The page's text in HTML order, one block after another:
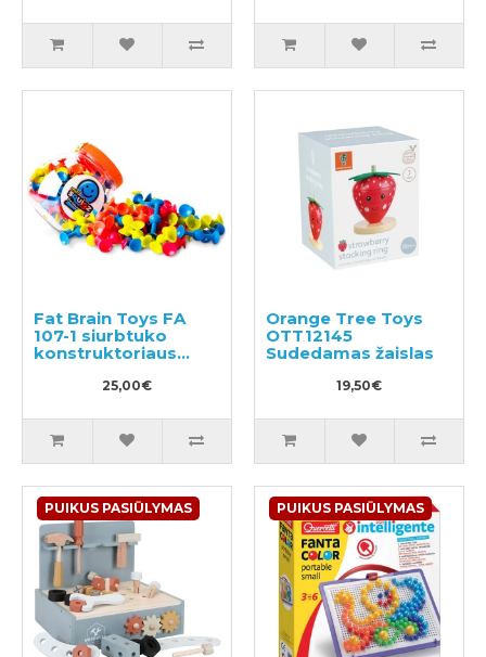
Fat Brain Toys FA
107-1 siurbtuko
konstruktoriaus
25,00€
Orange Tree Toys
OTT12145
Sudedamas žaislas
19,50€
PUIKUS PASIŪLYMAS PUIKUS PASIŪLYMAS